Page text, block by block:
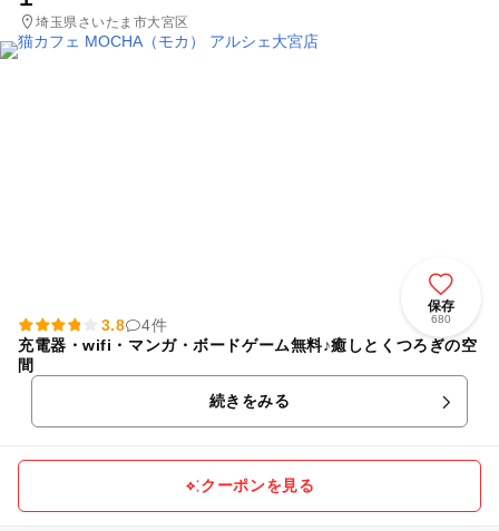
埼玉県さいたま市大宮区
保存
680
3.8
4件
充電器・wifi・マンガ・ボードゲーム無料♪癒しとくつろぎの空
間
続きをみる
クーポンを見る